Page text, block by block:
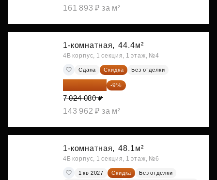
161 893 ₽ за м²
1-комнатная, 44.4м²
4В корпус, 1 секция, 1 этаж, №4
Сдана Скидка Без отделки
-9%
7 024 080 ₽
143 962 ₽ за м²
1-комнатная, 48.1м²
4Б корпус, 1 секция, 1 этаж, №6
1 кв 2027 Скидка
Без отделки